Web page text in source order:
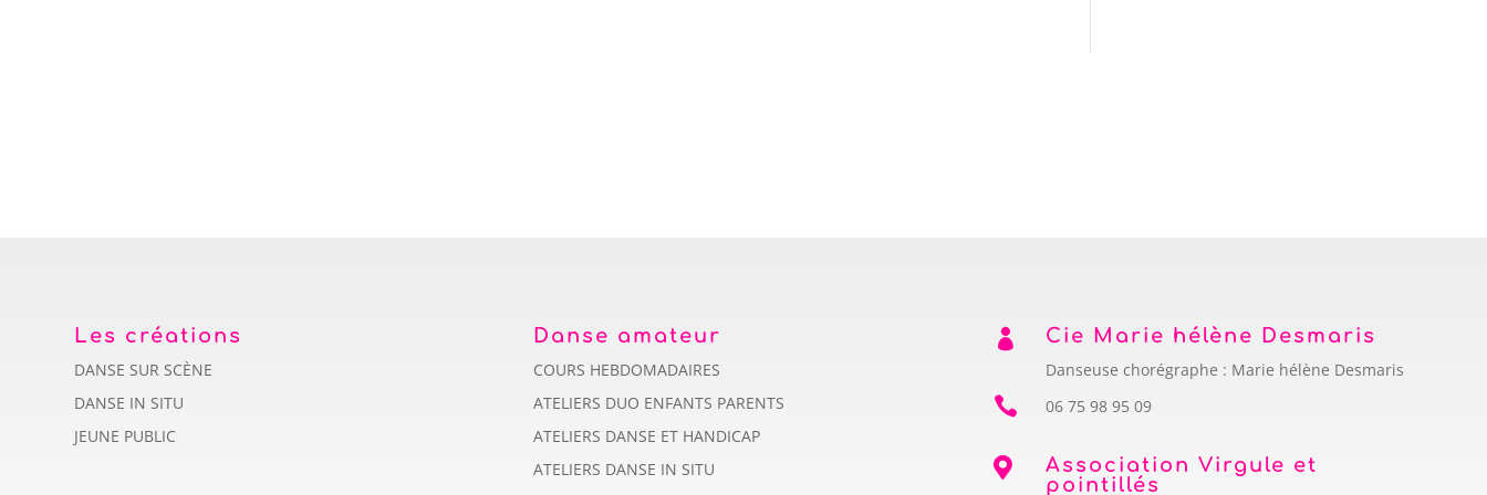
Les créations
DANSE SUR SCÈNE
DANSE IN SITU
JEUNE PUBLIC
Danse amateur
COURS HEBDOMADAIRES
ATELIERS DUO ENFANTS PARENTS
ATELIERS DANSE ET HANDICAP
ATELIERS DANSE IN SITU
 Cie Marie hélène Desmaris
Danseuse chorégraphe : Marie hélène Desmaris
 06 75 98 95 09

Association Virgule et
pointillés